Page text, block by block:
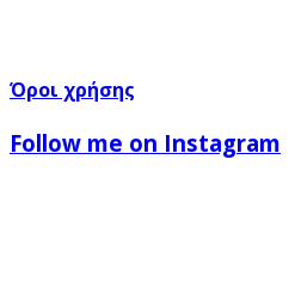
Όροι χρήσης
Follow me on Instagram